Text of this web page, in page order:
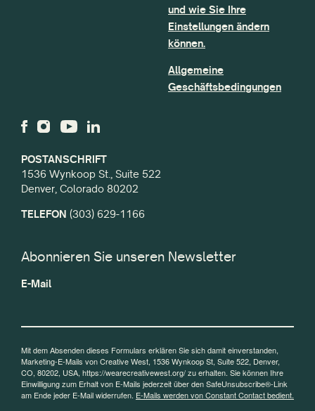
POSTANSCHRIFT
1536 Wynkoop St., Suite 522
Denver, Colorado 80202
TELEFON (303) 629-1166
und wie Sie Ihre
Einstellungen ändern
können.
Allgemeine
Geschäftsbedingungen
Abonnieren Sie unseren Newsletter
E-Mail
Mit dem Absenden dieses Formulars erklären Sie sich damit einverstanden,
Marketing-E-Mails von Creative West, 1536 Wynkoop St, Suite 522, Denver,
CO, 80202, USA, https://wearecreativewest.org/ zu erhalten. Sie können Ihre
Einwilligung zum Erhalt von E-Mails jederzeit über den SafeUnsubscribe®-Link
am Ende jeder E-Mail widerrufen. E-Mails werden von Constant Contact bedient.